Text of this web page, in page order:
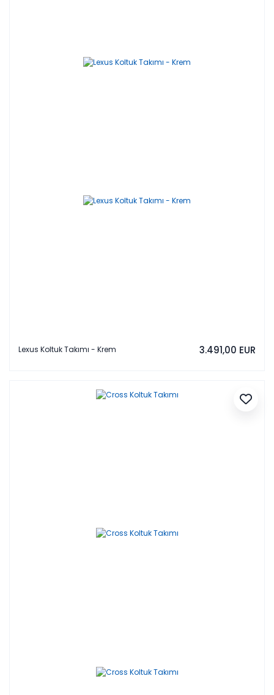
Lexus Koltuk Takımı - Krem 3.491,00 EUR